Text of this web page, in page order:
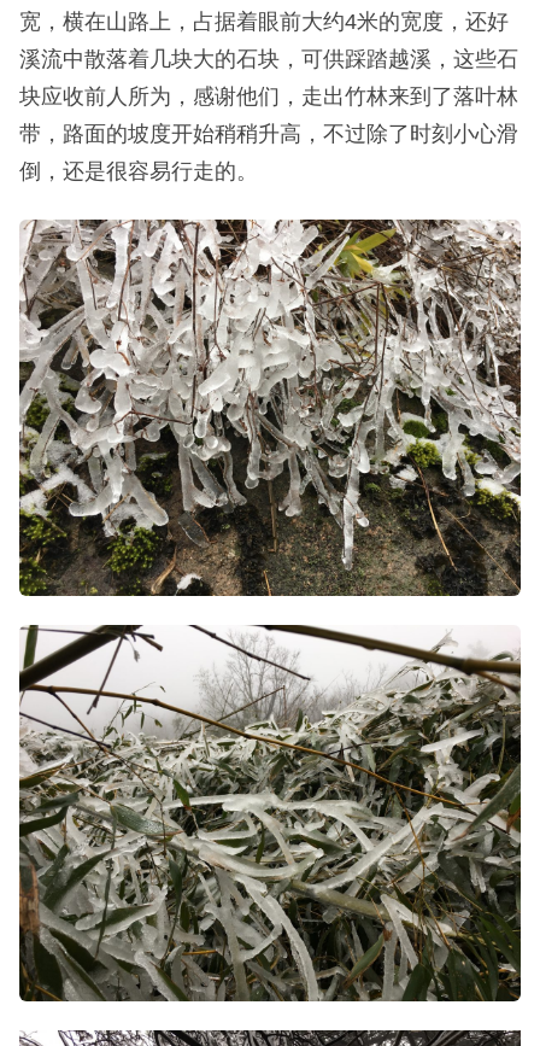
宽，横在山路上，占据着眼前大约4米的宽度，还好
溪流中散落着几块大的石块，可供踩踏越溪，这些石
块应收前人所为，感谢他们，走出竹林来到了落叶林
带，路面的坡度开始稍稍升高，不过除了时刻小心滑
倒，还是很容易行走的。